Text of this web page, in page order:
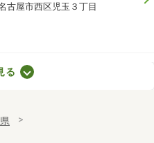
古屋市西区児玉３丁目
る